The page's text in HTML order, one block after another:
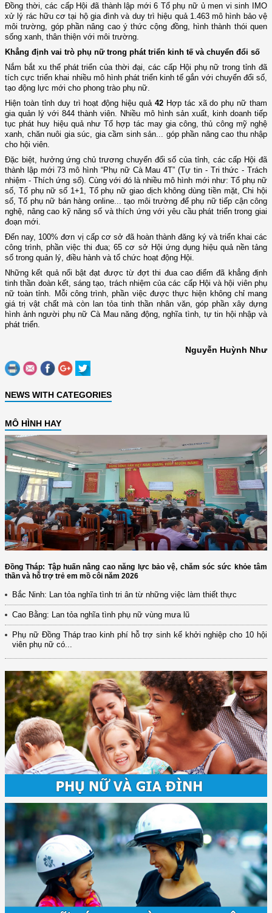
Đồng thời, các cấp Hội đã thành lập mới 6 Tổ phụ nữ ủ men vi sinh IMO
xử lý rác hữu cơ tại hộ gia đình và duy trì hiệu quả 1.463 mô hình bảo vệ
môi trường, góp phần nâng cao ý thức cộng đồng, hình thành thói quen
sống xanh, thân thiện với môi trường.
Khẳng định vai trò phụ nữ trong phát triển kinh tế và chuyển đổi số
Nắm bắt xu thế phát triển của thời đại, các cấp Hội phụ nữ trong tỉnh đã
tích cực triển khai nhiều mô hình phát triển kinh tế gắn với chuyển đổi số,
tạo động lực mới cho phong trào phụ nữ.
Hiện toàn tỉnh duy trì hoạt động hiệu quả 42Hợp tác xã do phụ nữ tham
gia quản lý với 844 thành viên. Nhiều mô hình sản xuất, kinh doanh tiếp
tục phát huy hiệu quả như Tổ hợp tác may gia công, thủ công mỹ nghệ
xanh, chăn nuôi gia súc, gia cầm sinh sản... góp phần nâng cao thu nhập
cho hội viên.
Đặc biệt, hưởng ứng chủ trương chuyển đổi số của tỉnh, các cấp Hội đã
thành lập mới 73 mô hình “Phụ nữ Cà Mau 4T” (Tự tin - Tri thức - Trách
nhiệm - Thích ứng số). Cùng với đó là nhiều mô hình mới như: Tổ phụ nữ
số, Tổ phụ nữ số 1+1, Tổ phụ nữ giao dịch không dùng tiền mặt, Chi hội
số, Tổ phụ nữ bán hàng online... tạo môi trường để phụ nữ tiếp cận công
nghệ, nâng cao kỹ năng số và thích ứng với yêu cầu phát triển trong giai
đoạn mới.
Đến nay, 100% đơn vị cấp cơ sở đã hoàn thành đăng ký và triển khai các
công trình, phần việc thi đua; 65 cơ sở Hội ứng dụng hiệu quả nền tảng
số trong quản lý, điều hành và tổ chức hoạt động Hội.
Những kết quả nổi bật đạt được từ đợt thi đua cao điểm đã khẳng định
tinh thần đoàn kết, sáng tạo, trách nhiệm của các cấp Hội và hội viên phụ
nữ toàn tỉnh. Mỗi công trình, phần việc được thực hiện không chỉ mang
giá trị vật chất mà còn lan tỏa tinh thần nhân văn, góp phần xây dựng
hình ảnh người phụ nữ Cà Mau năng động, nghĩa tình, tự tin hội nhập và
phát triển.
Nguyễn Huỳnh Như
NEWS WITH CATEGORIES
MÔ HÌNH HAY
Đồng Tháp: Tập huấn nâng cao năng lực bảo vệ, chăm sóc sức khỏe tâm
thần và hỗ trợ trẻ em mồ côi năm 2026
Bắc Ninh: Lan tỏa nghĩa tình tri ân từ những việc làm thiết thực
Cao Bằng: Lan tỏa nghĩa tình phụ nữ vùng mưa lũ
Phụ nữ Đồng Tháp trao kinh phí hỗ trợ sinh kế khởi nghiệp cho 10 hội
viên phụ nữ có...